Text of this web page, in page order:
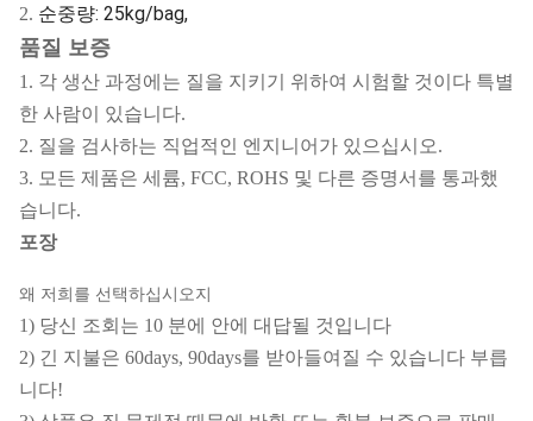
2. 순중량: 25kg/bag,
품질 보증
1. 각 생산 과정에는 질을 지키기 위하여 시험할 것이다 특별
한 사람이 있습니다.
2. 질을 검사하는 직업적인 엔지니어가 있으십시오.
3. 모든 제품은 세륨, FCC, ROHS 및 다른 증명서를 통과했
습니다.
포장
왜 저희를 선택하십시오지
1) 당신 조회는 10 분에 안에 대답될 것입니다
2) 긴 지불은 60days, 90days를 받아들여질 수 있습니다 부릅
니다!